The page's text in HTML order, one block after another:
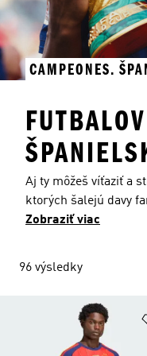
CAMPEONES.
Aj ty môžeš víťaziť a
ktorých šalejú davy
španielski futbalisti
ponožiek,
Španielske dresy
maximálne pohodlie.
Zobraziť viac
96 výsledky